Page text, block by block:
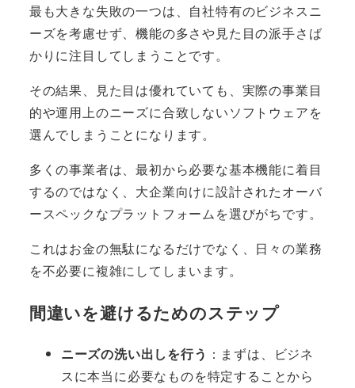
最も大きな失敗の一つは、自社特有のビジネスニ
ーズを考慮せず、機能の多さや見た目の派手さば
かりに注目してしまうことです。
その結果、見た目は優れていても、実際の事業目
的や運用上のニーズに合致しないソフトウェアを
選んでしまうことになります。
多くの事業者は、最初から必要な基本機能に着目
するのではなく、大企業向けに設計されたオーバ
ースペックなプラットフォームを選びがちです。
これはお金の無駄になるだけでなく、日々の業務
を不必要に複雑にしてしまいます。
間違いを避けるためのステップ
ニーズの洗い出しを行う ：まずは、ビジネ
スに本当に必要なものを特定することから